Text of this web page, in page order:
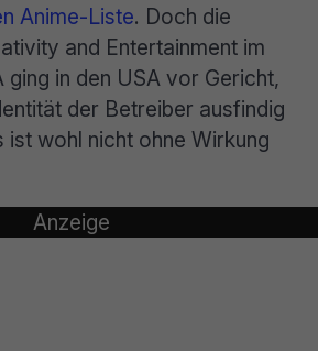
Anime-Liste. Doch die
and Entertainment im
ging in den USA vor Gericht,
der Betreiber ausfindig
ist wohl nicht ohne Wirkung